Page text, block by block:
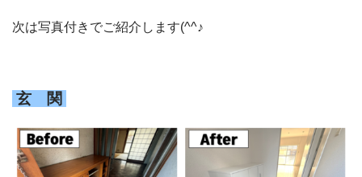
お電話でお気軽にお問い合わせください
082-291-9400
営業時間10：00～18：00（日祝除く）
お見積もりは無料です
次は写真付きでご紹介します(^^♪
玄 関